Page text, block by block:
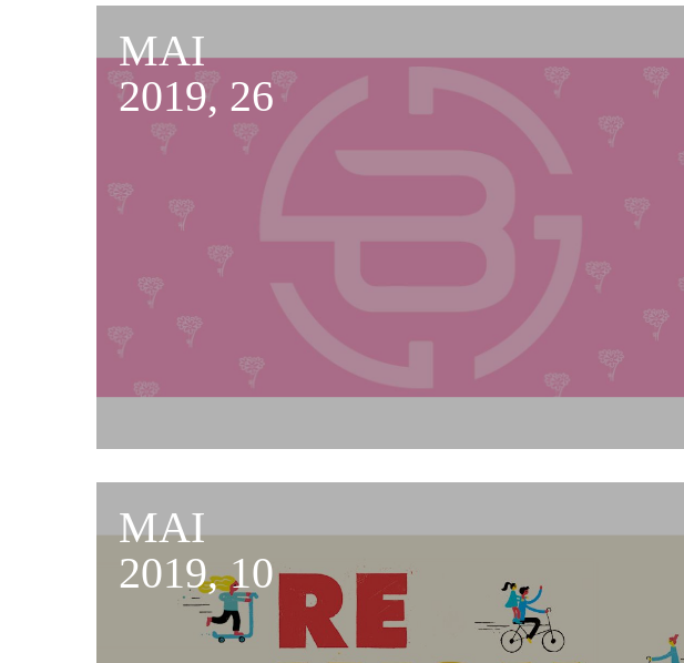
MAI
2019, 26
MAI
2019, 10